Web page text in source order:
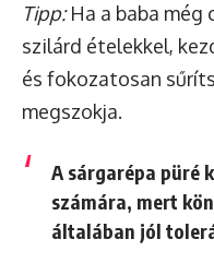
Tipp:Ha a baba még
szilárd ételekkel,
és fokozatosan
megszokja.
A sárgarépa püré
számára, mert
általában jól